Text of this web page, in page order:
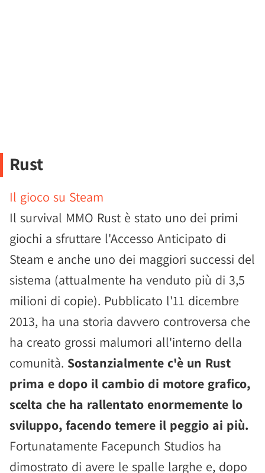
Rust
Il gioco su Steam
Il survival MMO Rust è stato uno dei primi
giochi a sfruttare l'Accesso Anticipato di
Steam e anche uno dei maggiori successi del
sistema (attualmente ha venduto più di 3,5
milioni di copie). Pubblicato l'11 dicembre
2013, ha una storia davvero controversa che
ha creato grossi malumori all'interno della
comunità. Sostanzialmente c'è un Rust
prima e dopo il cambio di motore grafico,
scelta che ha rallentato enormemente lo
sviluppo, facendo temere il peggio ai più.
Fortunatamente Facepunch Studios ha
dimostrato di avere le spalle larghe e, dopo